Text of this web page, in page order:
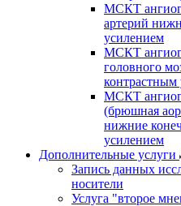
МСКТ
артерий
усилением
МСКТ
головного
контрастным
МСКТ
(брюшная
нижние
усилением
Дополнительные услуги
Запись данных
носители
Услуга "второе